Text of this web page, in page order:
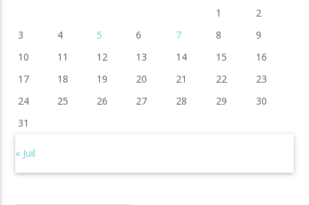
1
2
3
4 5 6 7 8
9
10
11 12 13 14 15
16
17
18 19 20 21 22
23
24
25 26 27 28 29
30
31
« Juil